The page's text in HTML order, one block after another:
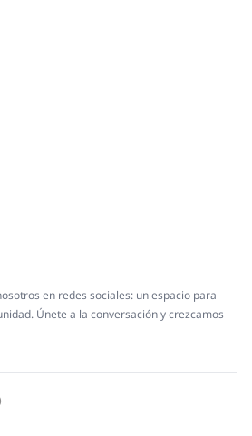
en redes sociales: un espacio para
Únete a la conversación y crezcamos